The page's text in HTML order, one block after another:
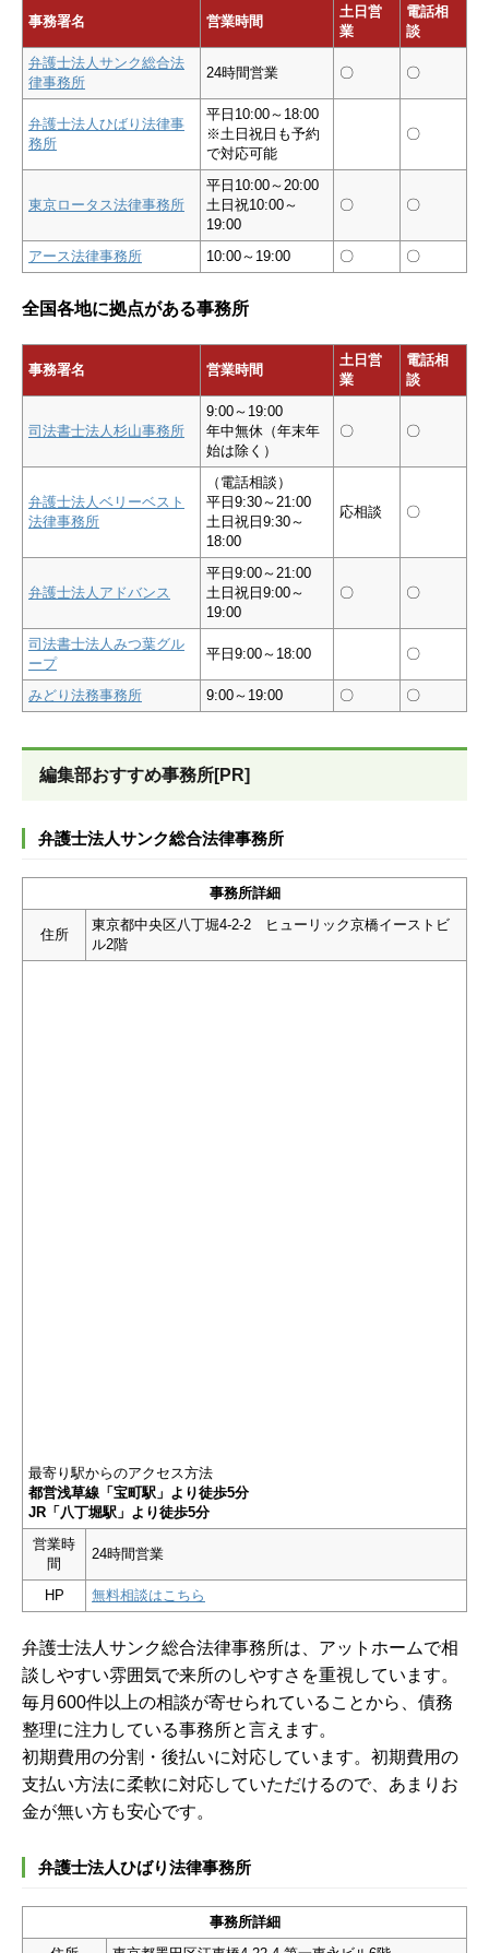
事務署名 営業時間
土日営
業
電話相
談
弁護士法人サンク総合法
律事務所
24時間営業 〇 〇
弁護士法人ひばり法律事
務所
平日10:00～18:00
※土日祝日も予約
で対応可能
〇
東京ロータス法律事務所
平日10:00～20:00
土日祝10:00～
19:00
〇 〇
アース法律事務所 10:00～19:00 〇 〇
全国各地に拠点がある事務所
事務署名 営業時間
土日営
業
電話相
談
司法書士法人杉山事務所
9:00～19:00
年中無休（年末年
始は除く）
〇 〇
弁護士法人ベリーベスト
法律事務所
（電話相談）
平日9:30～21:00
土日祝日9:30～
18:00
応相談 〇
弁護士法人アドバンス
平日9:00～21:00
土日祝日9:00～
19:00
〇 〇
司法書士法人みつ葉グル
ープ
平日9:00～18:00 〇
みどり法務事務所 9:00～19:00 〇 〇
編集部おすすめ事務所[PR]
弁護士法人サンク総合法律事務所
事務所詳細
住所
東京都中央区八丁堀4-2-2 ヒューリック京橋イーストビ
ル2階
最寄り駅からのアクセス方法
都営浅草線「宝町駅」より徒歩5分
JR「八丁堀駅」より徒歩5分
営業時
間
24時間営業
HP 無料相談はこちら
弁護士法人サンク総合法律事務所は、アットホームで相
談しやすい雰囲気で来所のしやすさを重視しています。
毎月600件以上の相談が寄せられていることから、債務
整理に注力している事務所と言えます。
初期費用の分割・後払いに対応しています。初期費用の
支払い方法に柔軟に対応していただけるので、あまりお
金が無い方も安心です。
弁護士法人ひばり法律事務所
事務所詳細